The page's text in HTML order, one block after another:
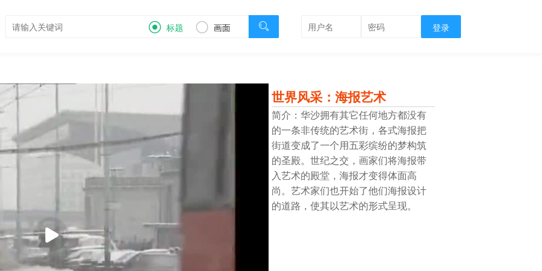
标题 画面  登录
不在IP段范围内，无法观看
世界风采：海报艺术
简介：华沙拥有其它任何地方都没有
的一条非传统的艺术街，各式海报把
街道变成了一个用五彩缤纷的梦构筑
的圣殿。世纪之交，画家们将海报带
入艺术的殿堂，海报才变得体面高
尚。艺术家们也开始了他们海报设计
的道路，使其以艺术的形式呈现。